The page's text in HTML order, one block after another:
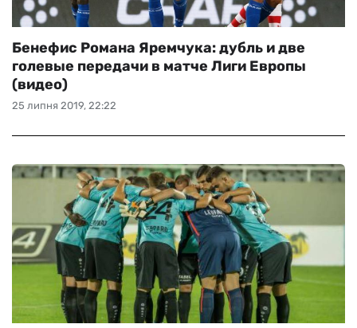
25 липня 2019, 22:22
Бенефис Романа Яремчука: дубль и две
голевые передачи в матче Лиги Европы
(видео)